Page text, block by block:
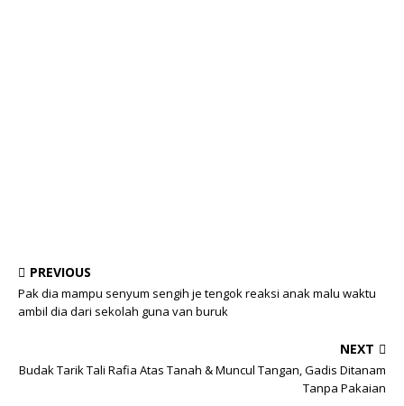
PREVIOUS
Pak dia mampu senyum sengih je tengok reaksi anak malu waktu
ambil dia dari sekolah guna van buruk
NEXT
Budak Tarik Tali Rafia Atas Tanah & Muncul Tangan, Gadis Ditanam
Tanpa Pakaian